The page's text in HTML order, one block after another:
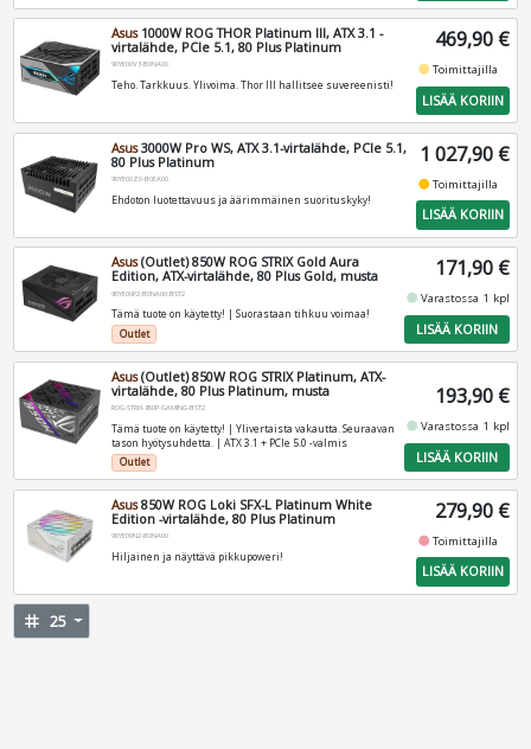
Asus1000W ROG THOR Platinum III, ATX 3.1 -
virtalähde, PCIe 5.1, 80 Plus Platinum
90YE00V3-B0NA00
Teho. Tarkkuus. Ylivoima. Thor III hallitsee suvereenisti!
469,90 €
fiber_manual_recordToimittajilla
LISÄÄ KORIIN
Asus3000W Pro WS, ATX 3.1-virtalähde, PCIe 5.1,
80 Plus Platinum
90YE00Z0-B0EA00
Ehdoton luotettavuus ja äärimmäinen suorituskyky!
1 027,90 €
fiber_manual_recordToimittajilla
LISÄÄ KORIIN
Asus(Outlet) 850W ROG STRIX Gold Aura
Edition, ATX-virtalähde, 80 Plus Gold, musta
90YE00P2-B0NA00-BST2
Tämä tuote on käytetty! | Suorastaan tihkuu voimaa!
Outlet
171,90 €
fiber_manual_record Varastossa 1 kpl
LISÄÄ KORIIN
Asus(Outlet) 850W ROG STRIX Platinum, ATX-
virtalähde, 80 Plus Platinum, musta
ROG-STRIX-850P-GAMING-BST2
Tämä tuote on käytetty! | Ylivertaista vakautta. Seuraavan
tason hyötysuhdetta. | ATX 3.1 + PCIe 5.0 -valmis
Outlet
193,90 €
fiber_manual_record Varastossa 1 kpl
LISÄÄ KORIIN
Asus850W ROG Loki SFX-L Platinum White
Edition -virtalähde, 80 Plus Platinum
90YE00N2-B0NA00
Hiljainen ja näyttävä pikkupoweri!
279,90 €
fiber_manual_recordToimittajilla
LISÄÄ KORIIN
tag 25